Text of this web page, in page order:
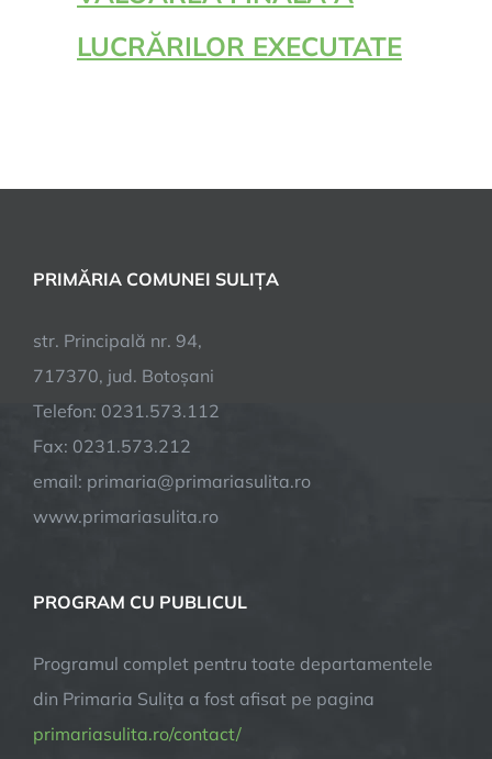
LUCRĂRILOR EXECUTATE
PRIMĂRIA COMUNEI SULIȚA
str. Principală nr. 94,
717370, jud. Botoșani
Telefon: 0231.573.112
Fax: 0231.573.212
email: primaria@primariasulita.ro
www.primariasulita.ro
PROGRAM CU PUBLICUL
Programul complet pentru toate departamentele
din Primaria Sulița a fost afisat pe pagina
primariasulita.ro/contact/